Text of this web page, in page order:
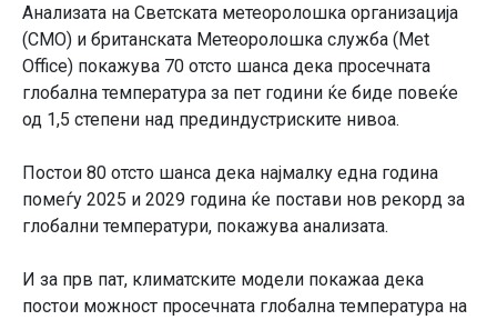
Анализата на Светската метеоролошка организација
(СМО) и британската Метеоролошка служба (Met
Office) покажува 70 отсто шанса дека просечната
глобална температура за пет години ќе биде повеќе
од 1,5 степени над прединдустриските нивоа.
Постои 80 отсто шанса дека најмалку една година
помеѓу 2025 и 2029 година ќе постави нов рекорд за
глобални температури, покажува анализата.
И за прв пат, климатските модели покажаа дека
постои можност просечната глобална температура на